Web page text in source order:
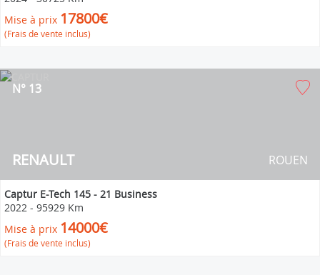
Mise à prix 17800€
(Frais de vente inclus)
RENAULT
N° 13
ROUEN
Captur E-Tech 145 - 21 Business
2022 - 95929 Km
Mise à prix 14000€
(Frais de vente inclus)